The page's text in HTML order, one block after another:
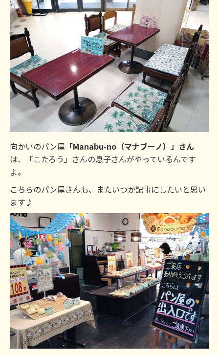
向かいのパン屋 「Manabu-no（マナブーノ）」さん
は、「こたろう」さんの息子さんがやっているんです
よ。
こちらのパン屋さんも、またいつか記事にしたいと思い
ます♪